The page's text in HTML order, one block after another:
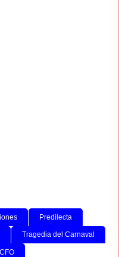
Predilecta
Tragedia del Carnaval